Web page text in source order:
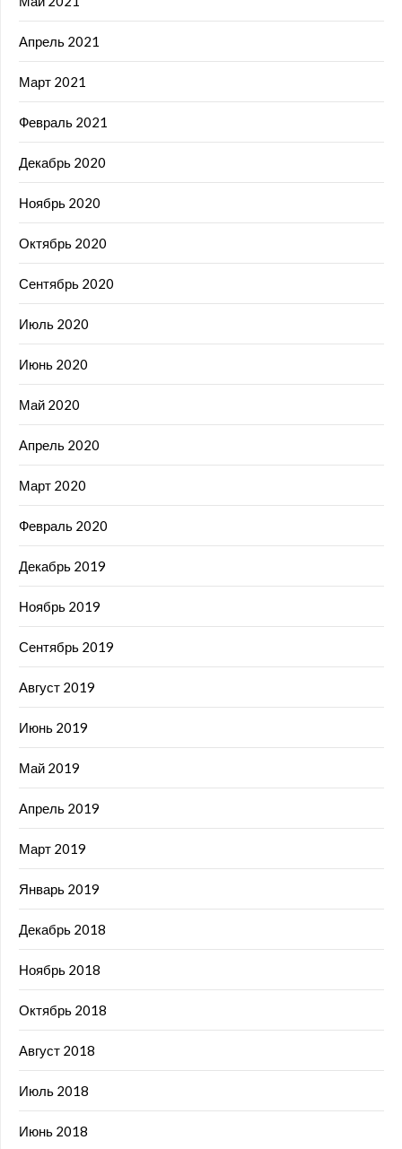
Апрель 2021
Март 2021
Февраль 2021
Декабрь 2020
Ноябрь 2020
Октябрь 2020
Сентябрь 2020
Июль 2020
Июнь 2020
Май 2020
Апрель 2020
Март 2020
Февраль 2020
Декабрь 2019
Ноябрь 2019
Сентябрь 2019
Август 2019
Июнь 2019
Май 2019
Апрель 2019
Март 2019
Январь 2019
Декабрь 2018
Ноябрь 2018
Октябрь 2018
Август 2018
Июль 2018
Июнь 2018